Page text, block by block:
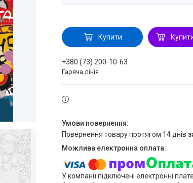
Купити
+380 (73) 200-10-63
Гаряча лінія
повернення товару протягом 14 днів
У компанії підключені електронні